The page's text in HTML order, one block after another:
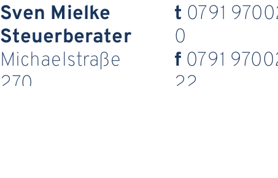
Sven Mielke
Steuerberater
Michaelstraße
270
t 0791
0
f 0791
22